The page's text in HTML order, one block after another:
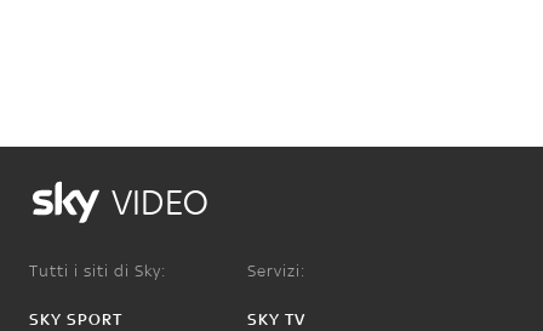
VIDEO
Tutti i siti di Sky:
SKY SPORT
Servizi:
SKY TV